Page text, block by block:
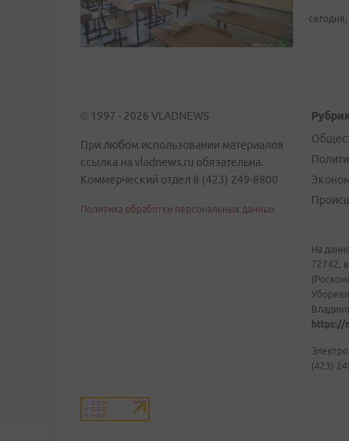
© 1997 - 2026 VLADNEWS
При любом использовании материалов
ссылка на vladnews.ru обязательна.
Коммерческий отдел 8 (423) 249-8800
Политика обработки персональных данных
На
72742,
https://
(423)